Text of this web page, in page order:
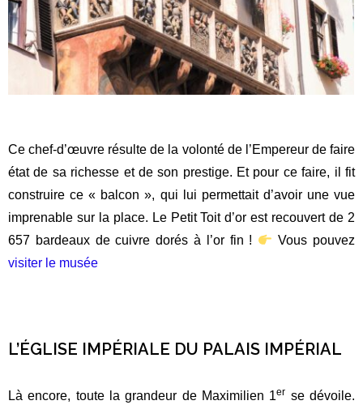
Ce chef-d’œuvre résulte de la volonté de l’Empereur de faire
état de sa richesse et de son prestige. Et pour ce faire, il fit
construire ce « balcon », qui lui permettait d’avoir une vue
imprenable sur la place. Le Petit Toit d’or est recouvert de 2
657 bardeaux de cuivre dorés à l’or fin !
Vous pouvez
visiter le musée
L’ÉGLISE IMPÉRIALE DU PALAIS IMPÉRIAL
Là encore, toute la grandeur de Maximilien 1er se dévoile.